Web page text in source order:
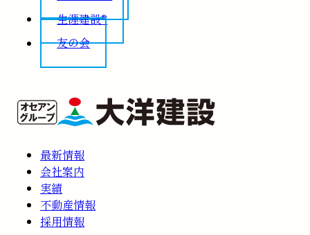
生涯建設®
友の会
最新情報
会社案内
実績
不動産情報
採用情報